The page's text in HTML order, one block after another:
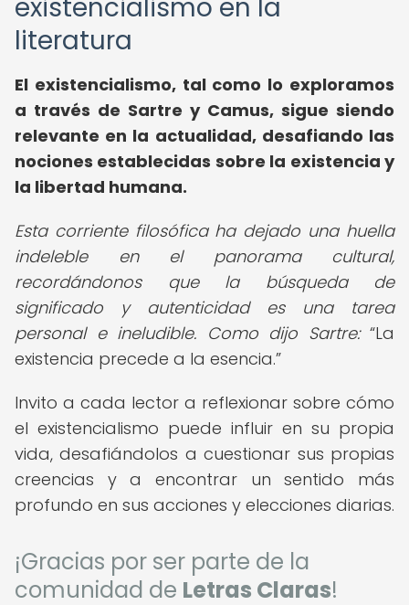
existencialismo en la
literatura
El existencialismo, tal como lo exploramos
a través de Sartre y Camus, sigue siendo
relevante en la actualidad, desafiando las
nociones establecidas sobre la existencia y
la libertad humana.
Esta corriente filosófica ha dejado una huella
indeleble en el panorama cultural,
recordándonos que la búsqueda de
significado y autenticidad es una tarea
personal e ineludible. Como dijo Sartre:
La
existencia precede a la esencia.
Invito a cada lector a reflexionar sobre cómo
el existencialismo puede influir en su propia
vida, desafiándolos a cuestionar sus propias
creencias y a encontrar un sentido más
profundo en sus acciones y elecciones diarias.
¡Gracias por ser parte de la
comunidad de Letras Claras!